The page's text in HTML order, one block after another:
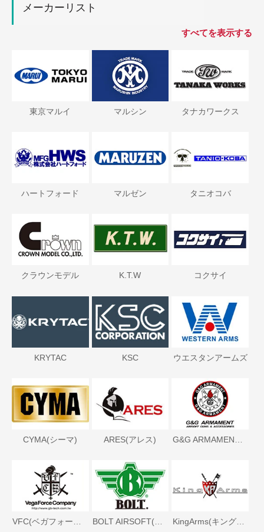
メーカーリスト
すべてを表示する
東京マルイ マルシン タナカワークス
ハートフォード マルゼン タニオコバ
クラウンモデル K.T.W コクサイ
KRYTAC KSC ウエスタンアームズ
CYMA(シーマ) ARES(アレス)
BOLT AIRSOFT(ボルトエアソフト) KingArms(キングアームズ)